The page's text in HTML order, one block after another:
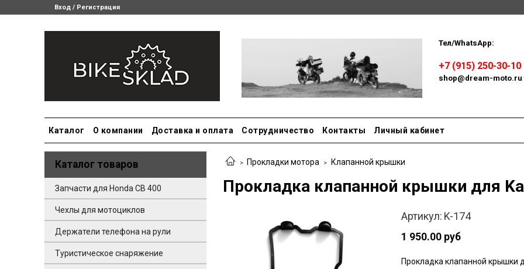
Вход / Регистрация
Тел/WhatsApp:
Пн-сб:
+7 (915) 250-30-10
shop@dream-moto.ru
Каталог О компании Доставка и оплата Сотрудничество Контакты Личный кабинет
Прокладки мотора Клапанной крышки
Прокладка клапанной крышки для
Артикул: K-174
1 950.00 руб
Прокладка клапанной крышки
Каталог товаров
Запчасти для Honda CB 400
Чехлы для мотоциклов
Держатели телефона на рули
Туристическое снаряжение